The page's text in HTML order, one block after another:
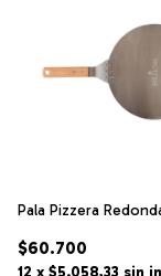
Pala Pizzera
$60.700
12 x $5.058,33 sin